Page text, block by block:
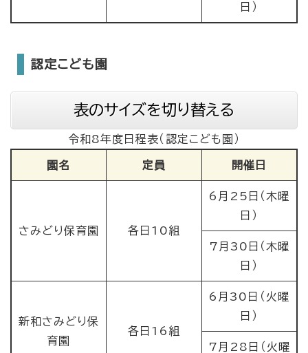
日）
認定こども園
表のサイズを切り替える
令和8年度日程表（認定こども園）
園名 定員 開催日
さみどり保育園 各日10組
6月25日（木曜
日）
7月30日（木曜
日）
新和さみどり保
育園
各日16組
6月30日（火曜
日）
7月28日（火曜